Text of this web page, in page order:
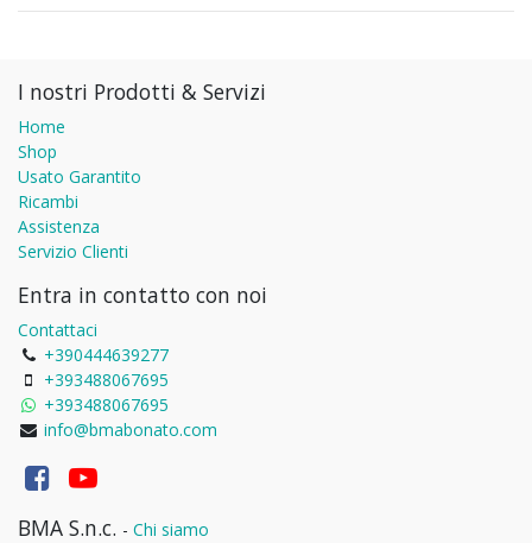
I nostri Prodotti & Servizi
Home
Shop
Usato Garantito
Ricambi
Assistenza
Servizio Clienti
Entra in contatto con noi
Contattaci
+390444639277
+393488067695
+393488067695
info@bmabonato.com
BMA S.n.c. - Chi siamo